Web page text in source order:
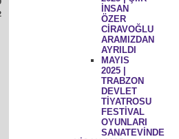
İNSAN
ÖZER
CİRAVOĞLU
ARAMIZDAN
AYRILDI
MAYIS
2025 |
TRABZON
DEVLET
TİYATROSU
FESTİVAL
OYUNLARI
SANATEVİNDE